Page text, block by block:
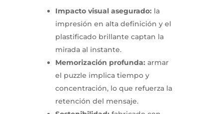
Impacto visual asegurado: la
impresión en alta definición y el
plastificado brillante captan la
mirada al instante.
Memorización profunda: armar
el puzzle implica tiempo y
concentración, lo que refuerza la
retención del mensaje.